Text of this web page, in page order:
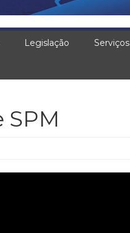
Legislação Serviços
SPM